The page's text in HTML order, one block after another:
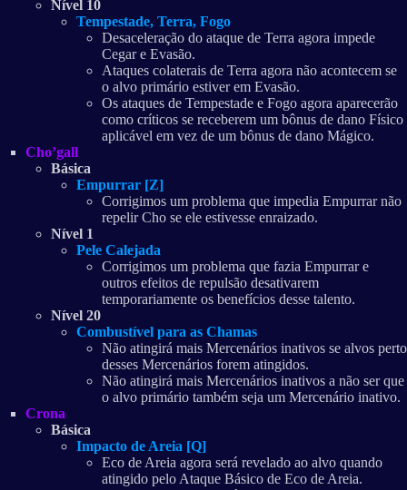
Nível 10
Tempestade, Terra, Fogo
Desaceleração do ataque de Terra agora impede
Cegar e Evasão.
Ataques colaterais de Terra agora não acontecem se
o alvo primário estiver em Evasão.
Os ataques de Tempestade e Fogo agora aparecerão
como críticos se receberem um bônus de dano Físico
aplicável em vez de um bônus de dano Mágico.
Cho’gall
Básica
Empurrar [Z]
Corrigimos um problema que impedia Empurrar não
repelir Cho se ele estivesse enraizado.
Nível 1
Pele Calejada
Corrigimos um problema que fazia Empurrar e
outros efeitos de repulsão desativarem
temporariamente os benefícios desse talento.
Nível 20
Combustível para as Chamas
Não atingirá mais Mercenários inativos se alvos perto
desses Mercenários forem atingidos.
Não atingirá mais Mercenários inativos a não ser que
o alvo primário também seja um Mercenário inativo.
Crona
Básica
Impacto de Areia [Q]
Eco de Areia agora será revelado ao alvo quando
atingido pelo Ataque Básico de Eco de Areia.